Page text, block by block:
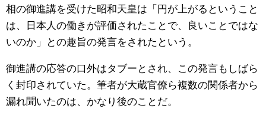
相の御進講を受けた昭和天皇は「円が上がるということ
は、日本人の働きが評価されたことで、良いことではな
いのか」との趣旨の発言をされたという。
御進講の応答の口外はタブーとされ、この発言もしばら
く封印されていた。筆者が大蔵官僚ら複数の関係者から
漏れ聞いたのは、かなり後のことだ。